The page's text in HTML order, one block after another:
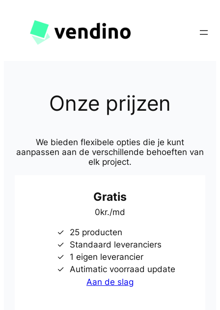
Onze prijzen
We bieden flexibele opties die je kunt
aanpassen aan de verschillende behoeften van
elk project.
Gratis
0kr./md
25 producten
Standaard leveranciers
1 eigen leverancier
Autimatic voorraad update
Aan de slag